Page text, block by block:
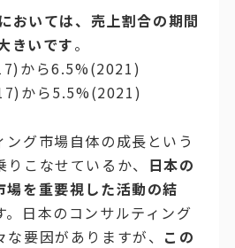
おいては、売上割合の期間
きいです。
から6.5%(2021)
から5.5%(2021)
ング市場自体の成長という
こなせているか、 日本の
場を重要視した活動の結
。日本のコンサルティング
要因がありますが、 この